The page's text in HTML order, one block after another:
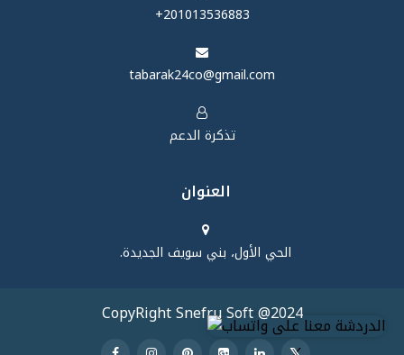
‪+201013536883‬
tabarak24co@gmail.com
تذكرة الدعم
العنوان
الحي الأول، بني سويف الجديدة.
CopyRight Snefru Soft @2024